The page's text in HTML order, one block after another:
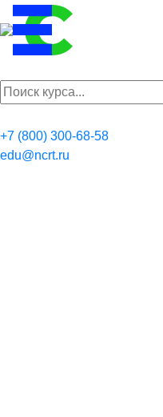
+7 (800) 300-68-58
edu@ncrt.ru